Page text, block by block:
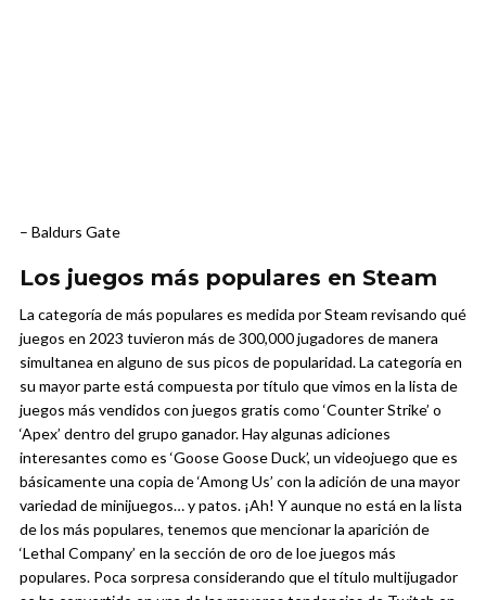
– Baldurs Gate
Los juegos más populares en Steam
La categoría de más populares es medida por Steam revisando qué
juegos en 2023 tuvieron más de 300,000 jugadores de manera
simultanea en alguno de sus picos de popularidad. La categoría en
su mayor parte está compuesta por título que vimos en la lista de
juegos más vendidos con juegos gratis como ‘Counter Strike’ o
‘Apex’ dentro del grupo ganador. Hay algunas adiciones
interesantes como es ‘Goose Goose Duck’, un videojuego que es
básicamente una copia de ‘Among Us’ con la adición de una mayor
variedad de minijuegos… y patos. ¡Ah! Y aunque no está en la lista
de los más populares, tenemos que mencionar la aparición de
‘Lethal Company’ en la sección de oro de loe juegos más
populares. Poca sorpresa considerando que el título multijugador